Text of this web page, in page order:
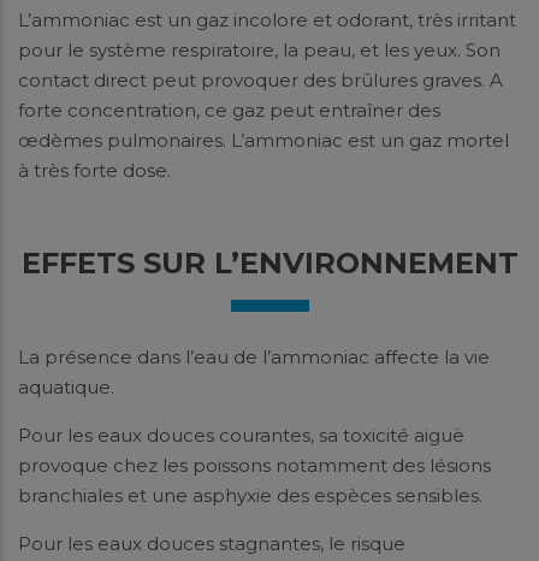
L’ammoniac est un gaz incolore et odorant, très irritant
pour le système respiratoire, la peau, et les yeux. Son
contact direct peut provoquer des brûlures graves. A
forte concentration, ce gaz peut entraîner des
œdèmes pulmonaires. L’ammoniac est un gaz mortel
à très forte dose.
EFFETS SUR L’ENVIRONNEMENT
La présence dans l’eau de l’ammoniac affecte la vie
aquatique.
Pour les eaux douces courantes, sa toxicité aiguë
provoque chez les poissons notamment des lésions
branchiales et une asphyxie des espèces sensibles.
Pour les eaux douces stagnantes, le risque